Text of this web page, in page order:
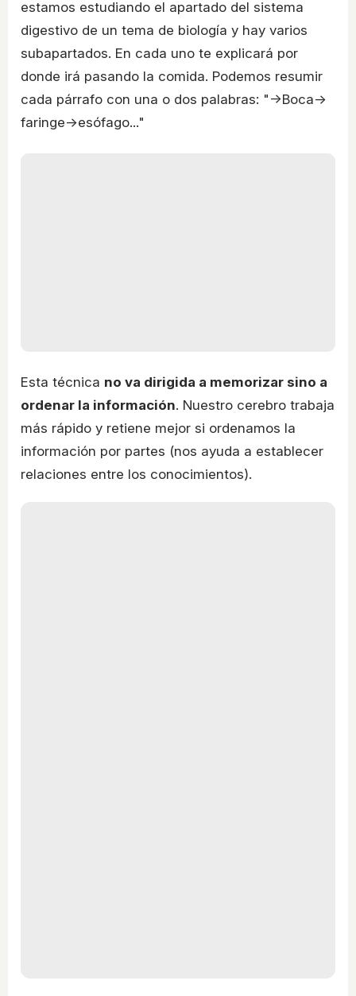
estamos estudiando el apartado del sistema
digestivo de un tema de biología y hay varios
subapartados. En cada uno te explicará por
donde irá pasando la comida. Podemos resumir
cada párrafo con una o dos palabras: "->Boca->
faringe->esófago..."
Esta técnica no va dirigida a memorizar sino a
ordenar la información. Nuestro cerebro trabaja
más rápido y retiene mejor si ordenamos la
información por partes (nos ayuda a establecer
relaciones entre los conocimientos).